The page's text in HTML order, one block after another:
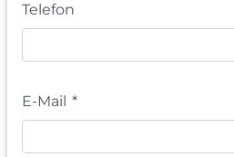
Telefon
E-Mail *